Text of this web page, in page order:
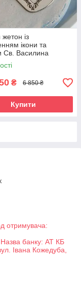
із
ікони та
Св. Василина
₴ 6 850 ₴
Купити
отримувача:
банку: АТ КБ
Івана Кожедуба,